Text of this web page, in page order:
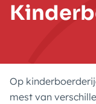
Op
mest van